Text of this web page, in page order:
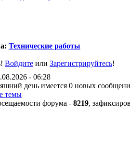
Технические работы
Войдите или Зарегистрируйтесь!
- 06:28
день имеется 0 новых
темы
форума - 8219,